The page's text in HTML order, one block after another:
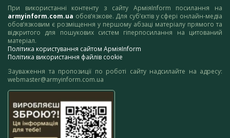
При використанні контенту з сайту АрміяInform посилання на
armyinform.com.ua обов’язкове. Для суб’єктів у сфері онлайн-медіа
обов’язковим є розміщення у першому абзаці матеріалу прямого та
відкритого для пошукових систем гіперпосилання на цитований
матеріал.
Політика користування сайтом АрміяInform
Політика використання файлів cookie
Зауваження та пропозиції по роботі сайту надсилайте на адресу:
webmaster@armyinform.com.ua